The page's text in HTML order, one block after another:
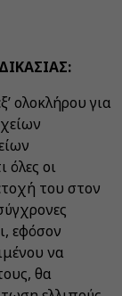
ολοκλήρου για
όλες οι
του στον
εφόσον
να
θα